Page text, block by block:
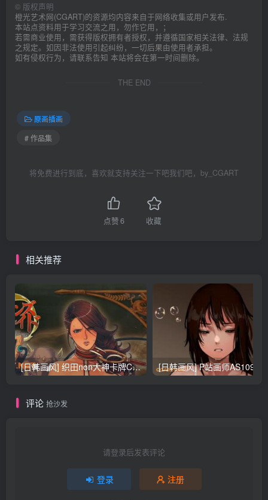
© 版权声明
橙光艺术网(CGART)的资源均内容来自于网络收集或用户发布.
本站点资料用于学习交流之用，勿作它用，；
若需商业使用，需获得版权拥有者授权，并遵循国家相关法律、法规
之规定。如因非法使用引起纠纷，一切后果由使用者承担。
如有侵权行为，请联系告知 本站将会在第一时间删除。
THE END
原画插画
# 作品集
将免费进行到底，喜欢就支持关注一下吧我们吧，by_CGART
点赞6 收藏
相关推荐
[日韩画风] 织田non大神卡牌CG插画设计画集256P 161M_CG原画资源
评论 抢沙发
请登录后发表评论
登录 注册